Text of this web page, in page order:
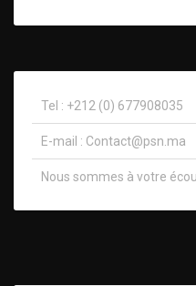
Tel : +212 (0) 677908035
E-mail : Contact@psn.ma
Nous sommes à votre